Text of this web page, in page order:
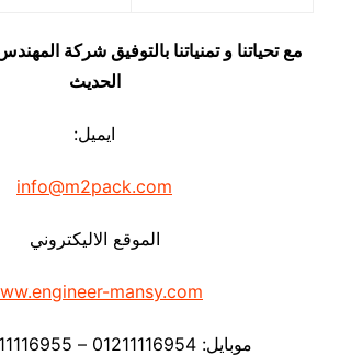
مع تحياتنا و تمنياتنا بالتوفيق شركة
الحديث
ايميل:
info@m2pack.com
الموقع الاليكتروني
mansy.com